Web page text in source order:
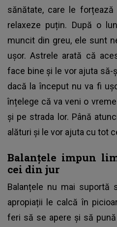
sănătate, care le
relaxeze puțin. După o
muncit din greu, ele sunt
ușor. Astrele arată că
face bine și le vor ajuta să-
dacă la început nu va fi
înțelege că va veni o
și pe strada lor. Până
alături și le vor ajuta cu tot
Balanțele impun
cei din jur
Balanțele nu mai
apropiații le calcă în
feri să se apere și să